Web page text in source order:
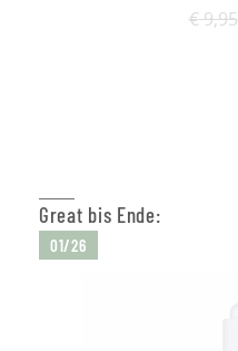
€9,95
Great bis Ende:
01/26